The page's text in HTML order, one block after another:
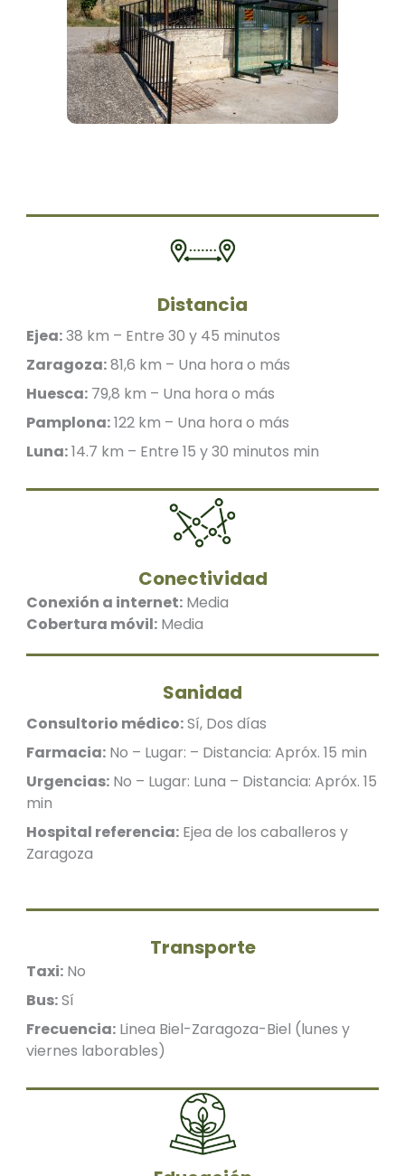
Distancia
Ejea:38 km – Entre 30 y 45 minutos
Zaragoza:81,6 km – Una hora o más
Huesca: 79,8 km – Una hora o más
Pamplona:122 km – Una hora o más
Luna:14.7 km – Entre 15 y 30 minutos min
Conectividad
Conexión a internet: Media
Cobertura móvil: Media
Sanidad
Consultorio médico:Sí, Dos días
Farmacia: No – Lugar: – Distancia: Apróx. 15 min
Urgencias: No – Lugar: Luna – Distancia: Apróx. 15
min
Hospital referencia: Ejea de los caballeros y
Zaragoza
Transporte
Taxi: No
Bus:Sí
Frecuencia: Linea Biel-Zaragoza-Biel (lunes y
viernes laborables)